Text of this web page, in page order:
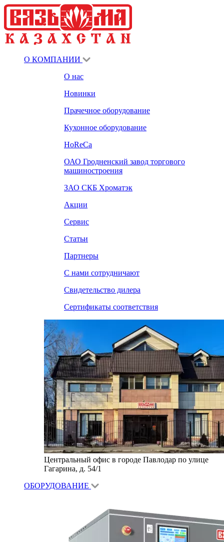
О КОМПАНИИ
О нас
Новинки
Прачечное оборудование
Кухонное оборудование
HoReCa
ОАО Гродненский завод торгового
машиностроения
ЗАО СКБ Хроматэк
Акции
Сервис
Статьи
Партнеры
С нами сотрудничают
Свидетельство дилера
Сертификаты соответствия
Центральный офис в городе Павлодар по улице
Гагарина, д. 54/1
ОБОРУДОВАНИЕ